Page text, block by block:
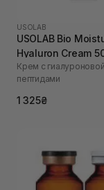
USOLAB
USOLAB Bio
Hyaluron Cream
Крем с
пептидами
1 325₴